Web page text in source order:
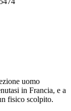
uomo
in Francia, e a
fisico scolpito.